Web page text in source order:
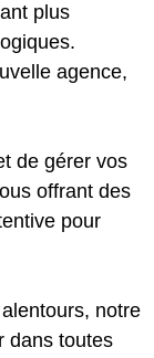
plus
agence,
de gérer vos
offrant des
pour
notre
dans toutes